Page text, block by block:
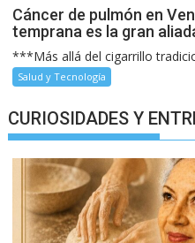
Cáncer de pulmón en
temprana es la gran
***Más allá del cigarrillo
Salud y Tecnología
CURIOSIDADES Y